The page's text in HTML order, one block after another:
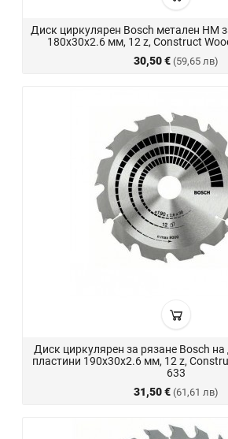
Диск циркулярен Bosch метален HM
180x30x2.6 мм, 12 z, Construct
30,50 € (59,65 лв)
Диск циркулярен за рязане Bosch на
пластини 190x30x2.6 мм, 12 z,
633
31,50 € (61,61 лв)